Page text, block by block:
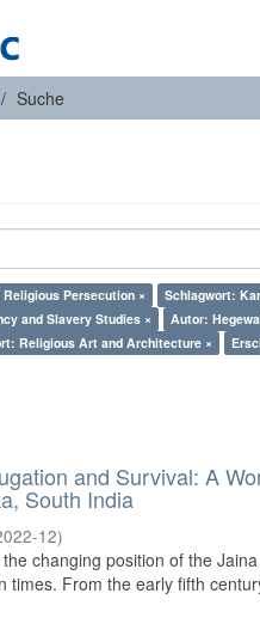
Suche
Persecution × Schlagwort:
and Slavery Studies × Autor:
Religious Art and Architecture ×
and Survival: A
South India
12)
changing position of the
times. From the early fifth